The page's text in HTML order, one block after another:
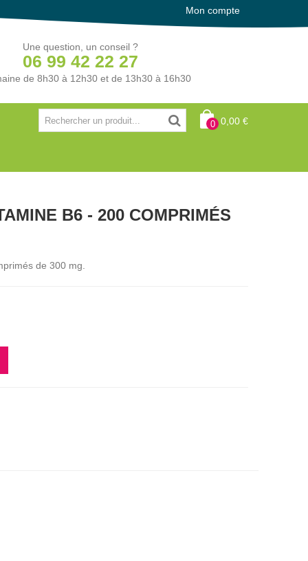
Mon compte
Une question, un conseil ?
06 99 42 22 27
de 8h30 à 12h30 et de 13h30 à 16h30
0 0,00 €
B6 - 200 COMPRIMÉS
de 300 mg.